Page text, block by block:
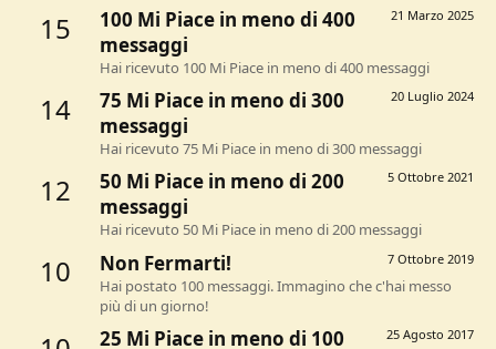
15 21 Marzo 2025
100 Mi Piace in meno di 400
messaggi
Hai ricevuto 100 Mi Piace in meno di 400 messaggi
14 20 Luglio 2024
75 Mi Piace in meno di 300
messaggi
Hai ricevuto 75 Mi Piace in meno di 300 messaggi
12 5 Ottobre 2021
50 Mi Piace in meno di 200
messaggi
Hai ricevuto 50 Mi Piace in meno di 200 messaggi
10 7 Ottobre 2019
Non Fermarti!
Hai postato 100 messaggi. Immagino che c'hai messo
più di un giorno!
25 Agosto 2017
25 Mi Piace in meno di 100